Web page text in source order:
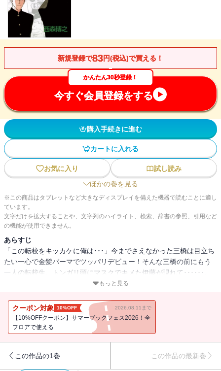
新規登録で83円(税込)で買える！
かんたん30秒登録！
今すぐ会員登録をする
購入手続きに進む
カートに入れる
お気に入り
試し読み
ほかの巻を見る
※この商品はタブレットなど大きなディスプレイを備えた機器で読むことに適し
ています。
文字だけを拡大することや、文字列のハイライト、検索、辞書の参照、引用など
の機能が使用できません。
あらすじ
「この転校をキッカケに俺は･･･」今までさえなかった三橋は目立ち
たい一心で金髪パーマでツッパリデビュー！そんな三橋の前にもう
一人の転校生、トンガリ頭にマスクでキメた伊藤が現れて･･････。
金髪とトンガリ頭の最強ツッパリコンビが繰り広げる青春不良コメ
もっと見る
クーポン対象 10%OFF 2026.08.11まで
【10%OFFクーポン】サマーブックフェス2026！全
フロアで使える
この作品の1巻 この作品の最新巻